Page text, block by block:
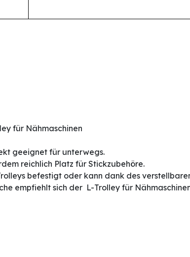
für Nähmaschinen
geeignet für unterwegs.
reichlich Platz für Stickzubehöre.
befestigt oder kann dank des
empfiehlt sich der L-Trolley für